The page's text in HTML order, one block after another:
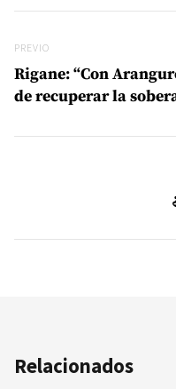
Previo
PREVIO
Rigane: “Con
de recuperar la
Relacionados